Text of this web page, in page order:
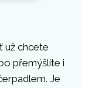
už chcete
přemýšlíte i
Je